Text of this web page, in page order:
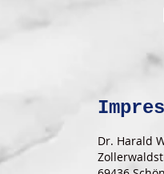
Dr. Harald